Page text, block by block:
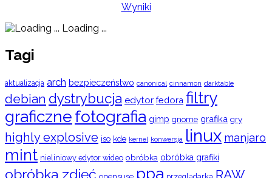
Wyniki
Loading ...
Tagi
aktualizacja arch bezpieczeństwo canonical cinnamon darktable
debian dystrybucja edytor fedora filtry
graficznefotografia gimp gnome grafika gry
highly explosive iso kde kernel konwersja linux manjaro
mint nieliniowy edytor wideo obróbka obróbka grafiki
obróbka zdjęć opensuse ppa przeglądarka RAW